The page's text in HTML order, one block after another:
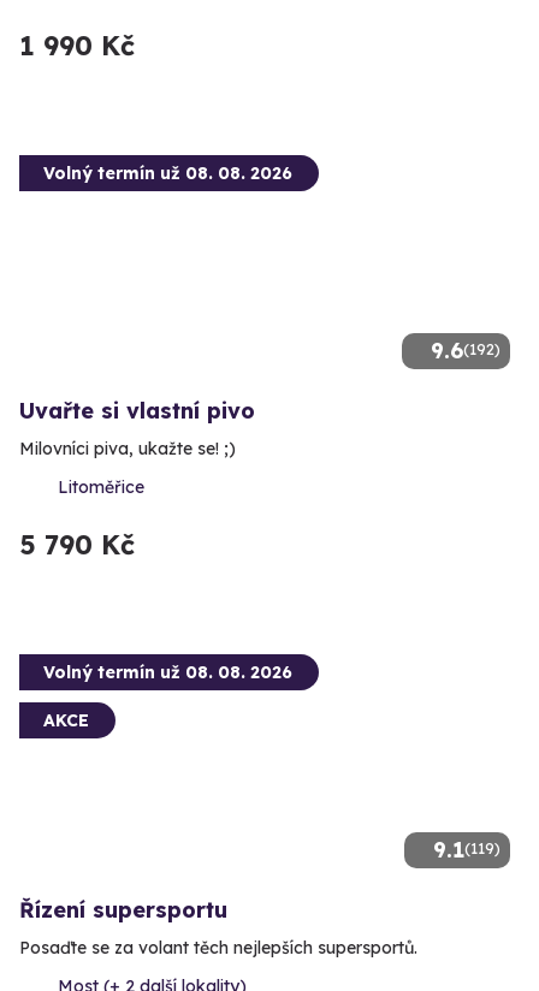
1 990 Kč
9.6(192)
Volný termín už 08. 08. 2026
Uvařte si vlastní pivo
Milovníci piva, ukažte se! ;)
Litoměřice
5 790 Kč
9.1(119)
Volný termín už 08. 08. 2026
AKCE
Řízení supersportu
Posaďte se za volant těch nejlepších supersportů.
Most (+ 2 další lokality)